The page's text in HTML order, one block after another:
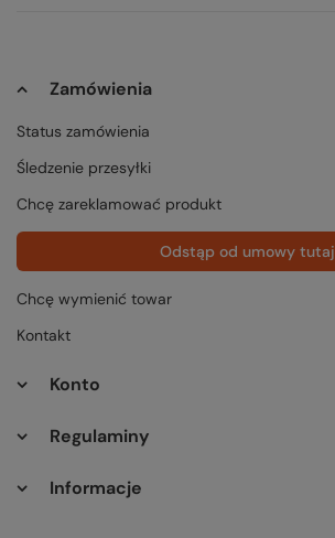
Zamówienia
Status zamówienia
Śledzenie przesyłki
Chcę zareklamować produkt
Odstąp od umowy tutaj
Chcę wymienić towar
Kontakt
Konto
Regulaminy
Informacje